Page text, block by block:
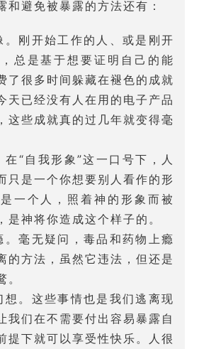
和避免被暴露的方法还有：
。刚开始工作的人、或是刚开
总是基于想要证明自己的能
了很多时间躲藏在褪色的成就
天已经没有人在用的电子产品
这些成就真的过几年就变得毫
“自我形象”这一口号下，人
只是一个你想要别人看作的形
一个人，照着神的形象而被
是神将你造成这个样子的。
。毫无疑问，毒品和药物上瘾
的方法，虽然它违法，但还是
想。这些事情也是我们逃离现
我们在不需要付出容易暴露自
提下就可以享受性快乐。人很